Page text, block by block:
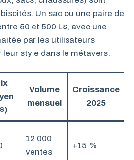
Un sac ou une paire de
50 et 500 L$, avec une
par les utilisateurs
leur style dans le métavers.
Volume
mensuel
Croissance
2025
12 000
ventes
+15 %